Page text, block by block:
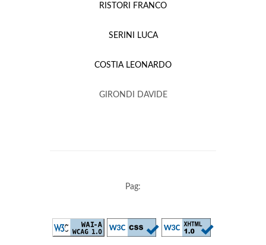
RISTORI FRANCO
SERINI LUCA
COSTIA LEONARDO
GIRONDI DAVIDE
Pag: